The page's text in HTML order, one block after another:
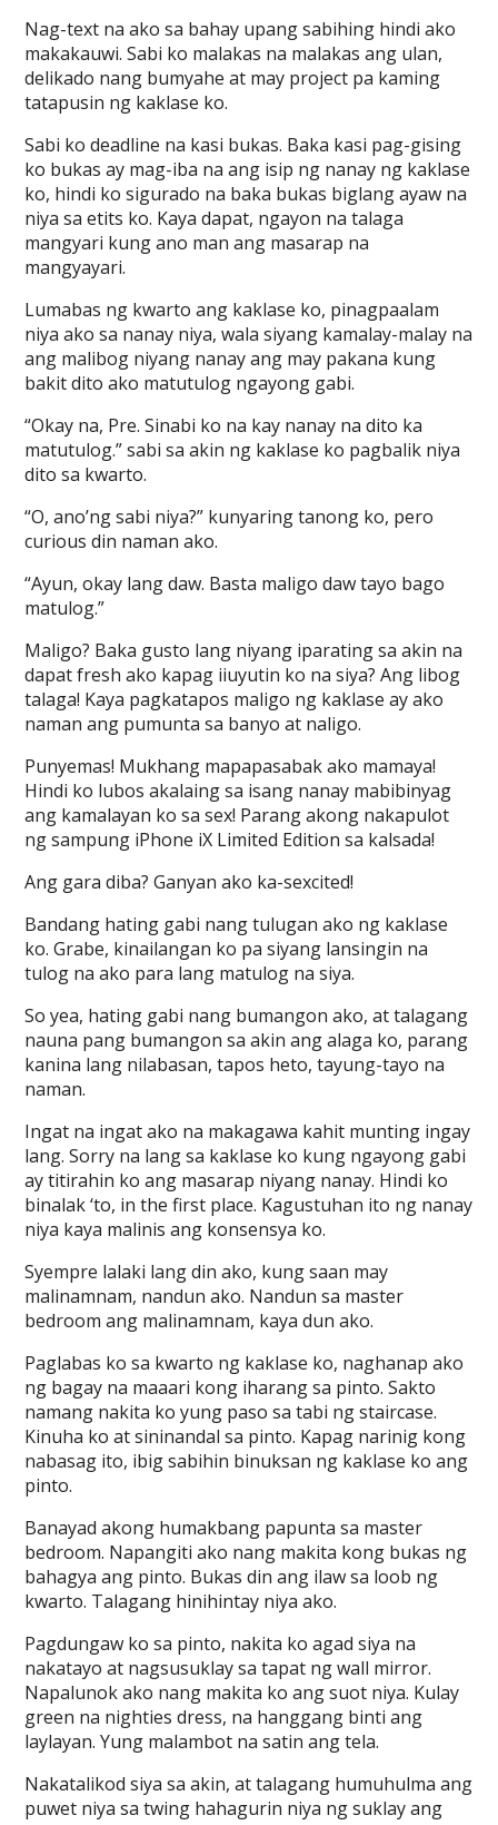
Nag-text na ako sa bahay upang sabihing hindi ako
makakauwi. Sabi ko malakas na malakas ang ulan,
delikado nang bumyahe at may project pa kaming
tatapusin ng kaklase ko.
Sabi ko deadline na kasi bukas. Baka kasi pag-gising
ko bukas ay mag-iba na ang isip ng nanay ng kaklase
ko, hindi ko sigurado na baka bukas biglang ayaw na
niya sa etits ko. Kaya dapat, ngayon na talaga
mangyari kung ano man ang masarap na
mangyayari.
Lumabas ng kwarto ang kaklase ko, pinagpaalam
niya ako sa nanay niya, wala siyang kamalay-malay na
ang malibog niyang nanay ang may pakana kung
bakit dito ako matutulog ngayong gabi.
“Okay na, Pre. Sinabi ko na kay nanay na dito ka
matutulog.” sabi sa akin ng kaklase ko pagbalik niya
dito sa kwarto.
“O, ano’ng sabi niya?” kunyaring tanong ko, pero
curious din naman ako.
“Ayun, okay lang daw. Basta maligo daw tayo bago
matulog.”
Maligo? Baka gusto lang niyang iparating sa akin na
dapat fresh ako kapag iiuyutin ko na siya? Ang libog
talaga! Kaya pagkatapos maligo ng kaklase ay ako
naman ang pumunta sa banyo at naligo.
Punyemas! Mukhang mapapasabak ako mamaya!
Hindi ko lubos akalaing sa isang nanay mabibinyag
ang kamalayan ko sa sex! Parang akong nakapulot
ng sampung iPhone iX Limited Edition sa kalsada!
Ang gara diba? Ganyan ako ka-sexcited!
Bandang hating gabi nang tulugan ako ng kaklase
ko. Grabe, kinailangan ko pa siyang lansingin na
tulog na ako para lang matulog na siya.
So yea, hating gabi nang bumangon ako, at talagang
nauna pang bumangon sa akin ang alaga ko, parang
kanina lang nilabasan, tapos heto, tayung-tayo na
naman.
Ingat na ingat ako na makagawa kahit munting ingay
lang. Sorry na lang sa kaklase ko kung ngayong gabi
ay titirahin ko ang masarap niyang nanay. Hindi ko
binalak ‘to, in the first place. Kagustuhan ito ng nanay
niya kaya malinis ang konsensya ko.
Syempre lalaki lang din ako, kung saan may
malinamnam, nandun ako. Nandun sa master
bedroom ang malinamnam, kaya dun ako.
Paglabas ko sa kwarto ng kaklase ko, naghanap ako
ng bagay na maaari kong iharang sa pinto. Sakto
namang nakita ko yung paso sa tabi ng staircase.
Kinuha ko at sininandal sa pinto. Kapag narinig kong
nabasag ito, ibig sabihin binuksan ng kaklase ko ang
pinto.
Banayad akong humakbang papunta sa master
bedroom. Napangiti ako nang makita kong bukas ng
bahagya ang pinto. Bukas din ang ilaw sa loob ng
kwarto. Talagang hinihintay niya ako.
Pagdungaw ko sa pinto, nakita ko agad siya na
nakatayo at nagsusuklay sa tapat ng wall mirror.
Napalunok ako nang makita ko ang suot niya. Kulay
green na nighties dress, na hanggang binti ang
laylayan. Yung malambot na satin ang tela.
Nakatalikod siya sa akin, at talagang humuhulma ang
puwet niya sa twing hahagurin niya ng suklay ang